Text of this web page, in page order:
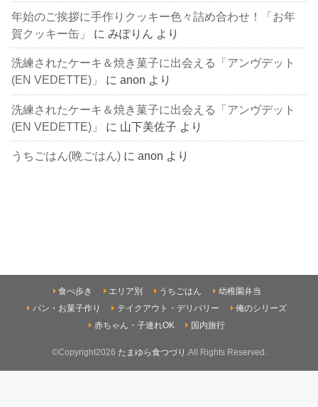
年始のご挨拶に手作りクッキー色々詰め合わせ！「お年
賀クッキー缶」
にみぽりん より
洗練されたケーキ＆焼き菓子に出会える「アンヴデット
(EN VEDETTE)」
にanon より
洗練されたケーキ＆焼き菓子に出会える「アンヴデット
(EN VEDETTE)」
に 山下美佐子 より
うちごはん(晩ごはん) にanon より
食べ歩き エリア別 うちごはん
幼稚園弁当
パン・お菓子作り
テイクアウト・デリバリー
俺のシリーズ
赤ちゃん・子連れOK
国内旅行
©Copyright2026 たまゆら食つづり .All Rights Reserved.